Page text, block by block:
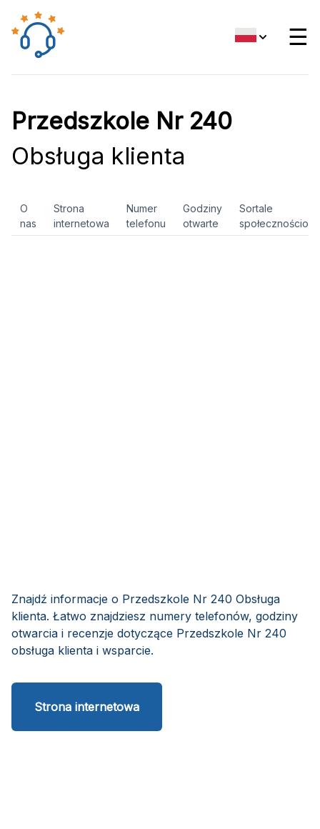
☰
Przedszkole Nr 240
Obsługa klienta
O
nas
Strona
internetowa
Numer
telefonu
Godziny
otwarte
Sortale
Znajdź informacje o Przedszkole Nr 240 Obsługa
klienta. Łatwo znajdziesz numery telefonów, godziny
otwarcia i recenzje dotyczące Przedszkole Nr 240
obsługa klienta i wsparcie.
Strona internetowa